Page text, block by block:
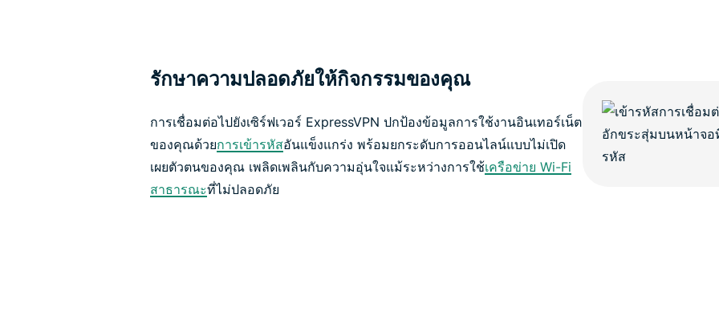
รักษาความปลอดภัยให้กิจกรรมของคุณ
การเชื่อมต่อไปยังเซิร์ฟเวอร์ ExpressVPN ปกป้องข้อมูลการใช้งานอินเทอร์เน็ต
ของคุณด้วยการเข้ารหัสอันแข็งแกร่ง พร้อมยกระดับการออนไลน์แบบไม่เปิด
เผยตัวตนของคุณ เพลิดเพลินกับความอุ่นใจแม้ระหว่างการใช้เครือข่าย Wi-Fi
สาธารณะที่ไม่ปลอดภัย